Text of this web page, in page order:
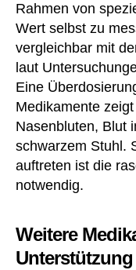
Rahmen von
Wert selbst zu
vergleichbar mit
laut
Eine
Medikamente
Nasenbluten, Blut
schwarzem Stuhl.
auftreten ist die
notwendig.
Weitere